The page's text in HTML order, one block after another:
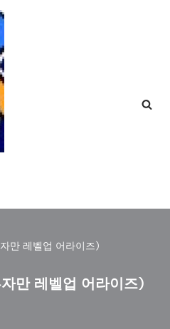
만 레벨업 어라이즈)
만 레벨업 어라이즈)